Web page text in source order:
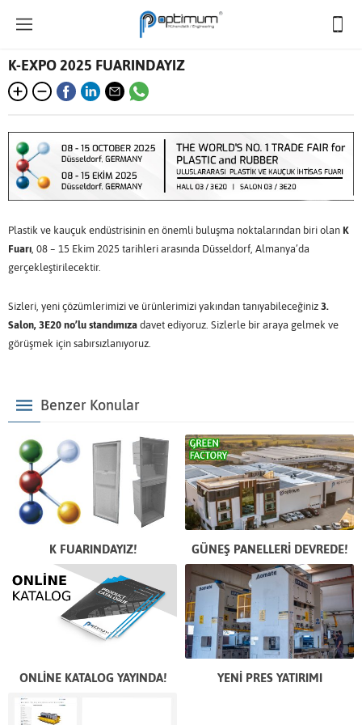
K-EXPO 2025 FUARINDAYIZ
Plastik ve kauçuk endüstrisinin en önemli buluşma noktalarından biri olan K
Fuarı, 08 – 15 Ekim 2025 tarihleri arasında Düsseldorf, Almanya’da
gerçekleştirilecektir.
Sizleri, yeni çözümlerimizi ve ürünlerimizi yakından tanıyabileceğiniz 3.
Salon, 3E20 no’lu standımıza davet ediyoruz. Sizlerle bir araya gelmek ve
görüşmek için sabırsızlanıyoruz.
Benzer Konular
K FUARINDAYIZ! GÜNEŞ PANELLERİ DEVREDE!
ONLİNE KATALOG YAYINDA! YENİ PRES YATIRIMI